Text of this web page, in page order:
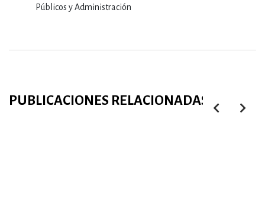
Públicos y Administración
PUBLICACIONES RELACIONADAS